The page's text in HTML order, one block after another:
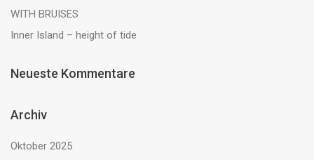
WITH BRUISES
Inner Island – height of tide
Neueste Kommentare
Archiv
Oktober 2025